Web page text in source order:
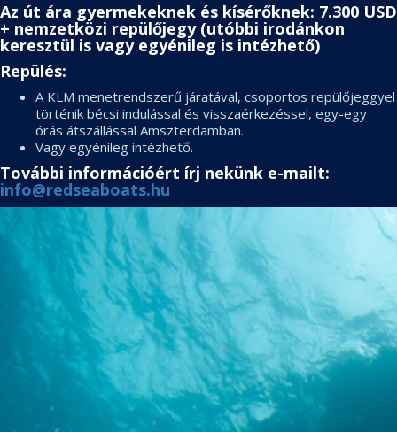
Az út ára gyermekeknek és kísérőknek: 7.300 USD
+ nemzetközi repülőjegy (utóbbi irodánkon
keresztül is vagy egyénileg is intézhető)
Repülés:
A KLM menetrendszerű járatával, csoportos repülőjeggyel
történik bécsi indulással és visszaérkezéssel, egy-egy
órás átszállással Amszterdamban.
Vagy egyénileg intézhető.
További információért írj nekünk e-mailt:
info@redseaboats.hu